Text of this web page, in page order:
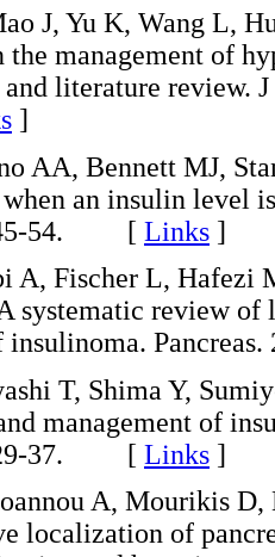
J, Yu K, Wang L,
management of
and literature review.
]
AA, Bennett MJ,
an insulin level
54. [ Links ]
A, Fischer L, Hafezi
systematic review of
insulinoma.
T, Shima Y,
management of
37. [ Links ]
A, Mourikis D,
localization of